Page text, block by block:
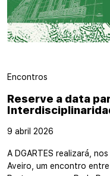
Encontros
Reserve a data
9 abril 2026
A DGARTES realizará,
Aveiro, um encontro